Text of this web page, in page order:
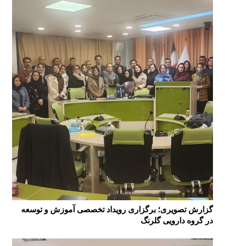
گزارش تصویری؛ برگزاری رویداد تخصصی آموزش و توسعه
در گروه دارویی گلرنگ